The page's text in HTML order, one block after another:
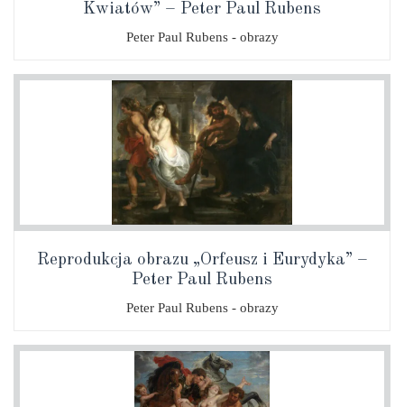
Kwiatów” – Peter Paul Rubens
Peter Paul Rubens - obrazy
Reprodukcja obrazu „Orfeusz i Eurydyka” –
Peter Paul Rubens
Peter Paul Rubens - obrazy